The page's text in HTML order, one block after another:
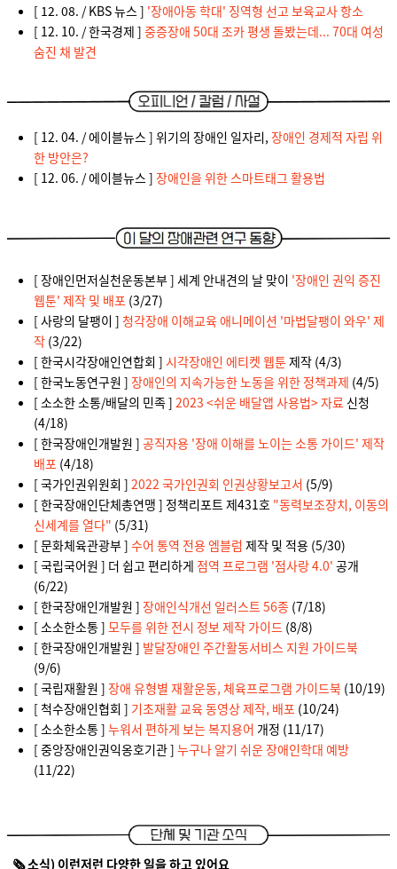
[ 12. 08. / KBS 뉴스 ] '장애아동 학대' 징역형 선고 보육교사 항소
[ 12. 10. / 한국경제 ] 중증장애 50대 조카 평생 돌봤는데... 70대 여성
숨진 채 발견
[ 12. 04. / 에이블뉴스 ] 위기의 장애인 일자리, 장애인 경제적 자립 위
한 방안은?
[ 12. 06. / 에이블뉴스 ] 장애인을 위한 스마트태그 활용법
[장애인먼저실천운동본부 ] 세계 안내견의 날 맞이 '장애인 권익 증진
웹툰' 제작 및 배포 (3/27)
[ 사랑의 달팽이 ] 청각장애 이해교육 애니메이션 '마법달팽이 와우' 제
작 (3/22)
[ 한국시각장애인연합회 ] 시각장애인 에티켓 웹툰제작 (4/3)
[ 한국노동연구원 ] 장애인의 지속가능한 노동을 위한 정책과제 (4/5)
[ 소소한 소통/배달의 민족 ] 2023 <쉬운 배달앱 사용법> 자료 신청
(4/18)
[ 한국장애인개발원 ] 공직자용 '장애 이해를 노이는 소통 가이드' 제작
배포 (4/18)
[ 국가인권위원회 ] 2022 국가인권회 인권상황보고서 (5/9)
[ 한국장애인단체총연맹 ] 정책리포트 제431호 "동력보조장치, 이동의
신세계를 열다" (5/31)
[ 문화체육관광부 ] 수어 통역 전용 엠블럼 제작 및 적용 (5/30)
[ 국립국어원 ] 더 쉽고 편리하게 점역 프로그램 '점사랑 4.0' 공개
(6/22)
[ 한국장애인개발원 ] 장애인식개선 일러스트 56종 (7/18)
[ 소소한소통 ] 모두를 위한 전시 정보 제작 가이드 (8/8)
[ 한국장애인개발원 ] 발달장애인 주간활동서비스 지원 가이드북
(9/6)
[ 국립재활원 ] 장애 유형별 재활운동, 체육프로그램 가이드북 (10/19)
[ 척수장애인협회 ] 기초재활 교육 동영상 제작, 배포 (10/24)
[ 소소한소통 ] 누워서 편하게 보는 복지용어 개정 (11/17)
[ 중앙장애인권익옹호기관 ] 누구나 알기 쉬운 장애인학대 예방
(11/22)
🗞️ 소식) 이런저런 다양한 일을 하고 있어요